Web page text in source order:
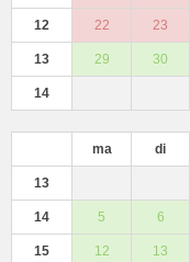
12 22 23
13 29 30
14
ma di
13
14 5 6
15 12 13